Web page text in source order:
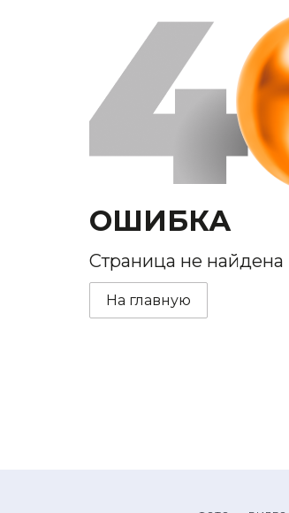
ОШИБКА
Страница не найдена
На главную